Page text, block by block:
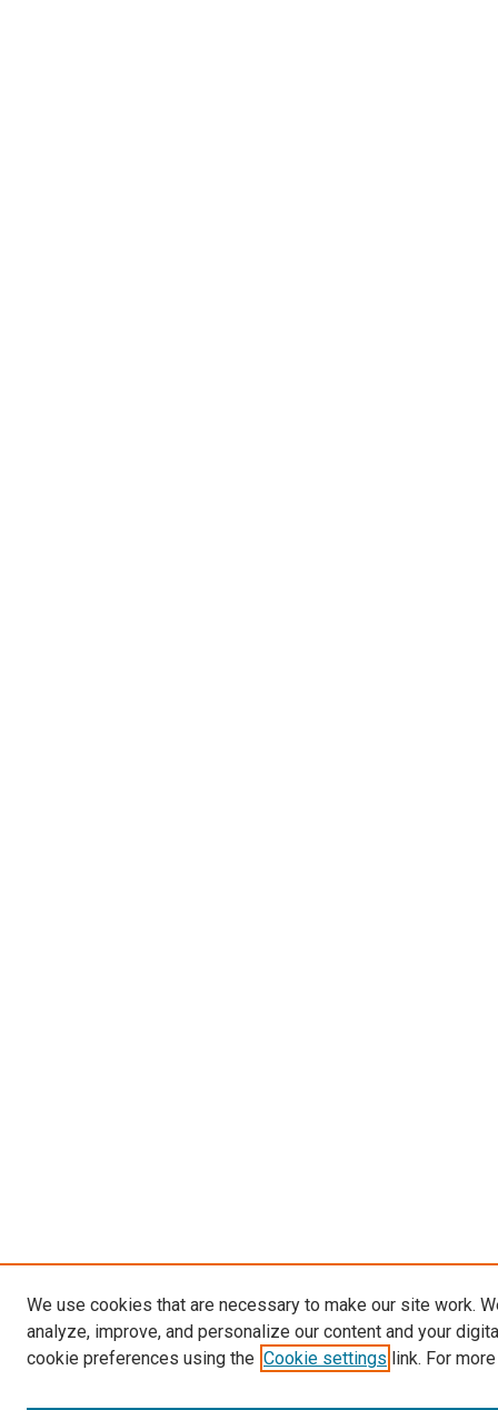
We use cookies that are necessary to make our site work.
analyze, improve, and personalize our content and your
cookie preferences using the Cookie settings link. For